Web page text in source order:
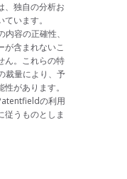
、独自の分析お
います。
容の正確性、
が含まれないこ
ん。これらの特
裁量により、予
があります。
の利用
従うものとしま